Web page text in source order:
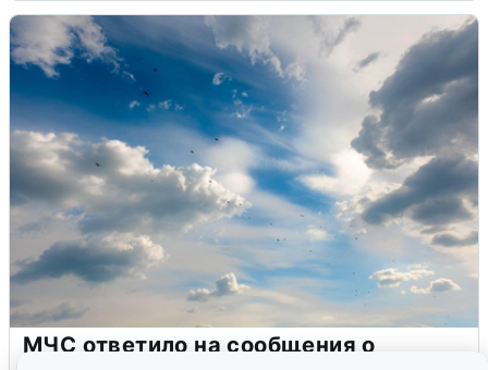
МЧС ответило на сообщения о